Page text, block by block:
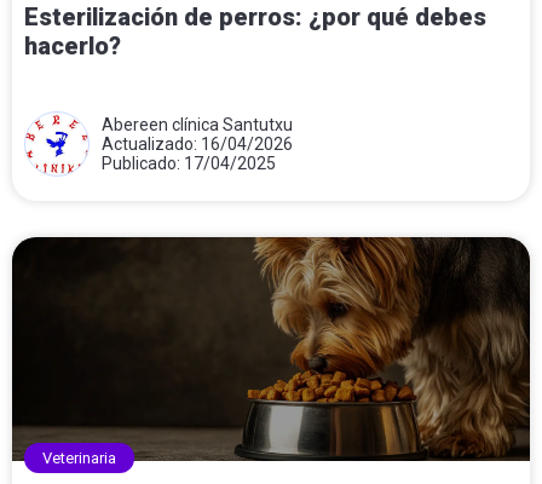
Esterilización de perros: ¿por qué debes
hacerlo?
Abereen clínica Santutxu
Actualizado: 16/04/2026
Publicado: 17/04/2025
Veterinaria